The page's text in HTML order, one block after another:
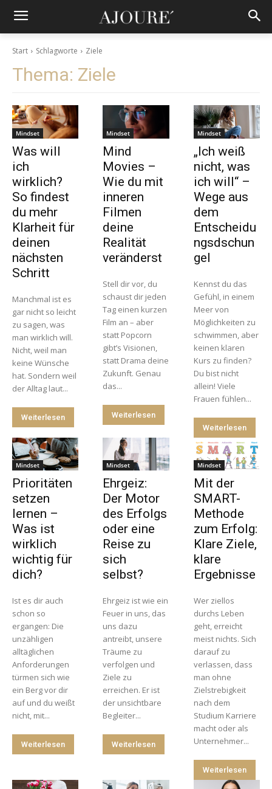
Start Schlagworte Ziele
Thema: Ziele
Mindset
Was will
ich
wirklich?
So findest
du mehr
Klarheit für
deinen
nächsten
Schritt
Manchmal ist es
gar nicht so leicht
zu sagen, was
man wirklich will.
Nicht, weil man
keine Wünsche
hat. Sondern weil
der Alltag laut...
Weiterlesen
Mindset
Mind
Movies –
Wie du mit
inneren
Filmen
deine
Realität
veränderst
Stell dir vor, du
schaust dir jeden
Tag einen kurzen
Film an – aber
statt Popcorn
gibt’s Visionen,
statt Drama deine
Zukunft. Genau
das...
Weiterlesen
Mindset
„Ich weiß
nicht, was
ich will“ –
Wege aus
dem
Entscheidu
ngsdschun
gel
Kennst du das
Gefühl, in einem
Meer von
Möglichkeiten zu
schwimmen, aber
keinen klaren
Kurs zu finden?
Du bist nicht
allein! Viele
Frauen fühlen...
Weiterlesen
Mindset
Prioritäten
setzen
lernen –
Was ist
wirklich
wichtig für
dich?
Ist es dir auch
schon so
ergangen: Die
unzähligen
alltäglichen
Anforderungen
türmen sich wie
ein Berg vor dir
auf und du weißt
nicht, mit...
Weiterlesen
Mindset
Ehrgeiz:
Der Motor
des Erfolgs
oder eine
Reise zu
sich
selbst?
Ehrgeiz ist wie ein
Feuer in uns, das
uns dazu
antreibt, unsere
Träume zu
verfolgen und
Ziele zu
erreichen. Er ist
der unsichtbare
Begleiter...
Weiterlesen
Mindset
Mit der
SMART-
Methode
zum Erfolg:
Klare Ziele,
klare
Ergebnisse
Wer ziellos
durchs Leben
geht, erreicht
meist nichts. Sich
darauf zu
verlassen, dass
man ohne
Zielstrebigkeit
nach dem
Studium Karriere
macht oder als
Unternehmer...
Weiterlesen